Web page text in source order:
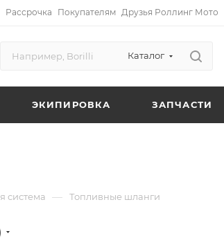
Рассрочка Покупателям Друзья Роллинг Мото
Каталог
ЭКИПИРОВКА ЗАПЧАСТИ
система — Топливные шланги